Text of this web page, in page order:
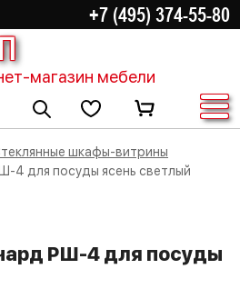
+7 (495) 374-55-80
магазин мебели
Стеклянные шкафы-витрины
4 для посуды ясень светлый